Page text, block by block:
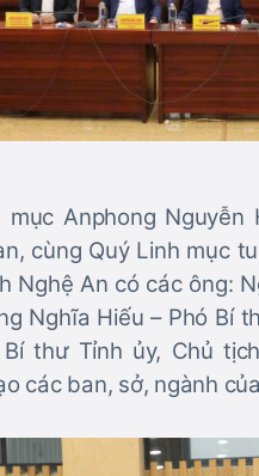
Anphong
cùng Quý Linh mục
Nghệ An có các ông:
Nghĩa Hiếu – Phó Bí
thư Tỉnh ủy, Chủ
các ban, sở, ngành